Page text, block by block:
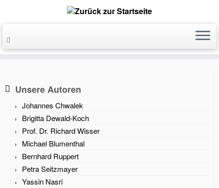
Unsere Autoren
Johannes Chwalek
Brigitta Dewald-Koch
Prof. Dr. Richard Wisser
Michael Blumenthal
Bernhard Ruppert
Petra Seitzmayer
Yassin Nasri